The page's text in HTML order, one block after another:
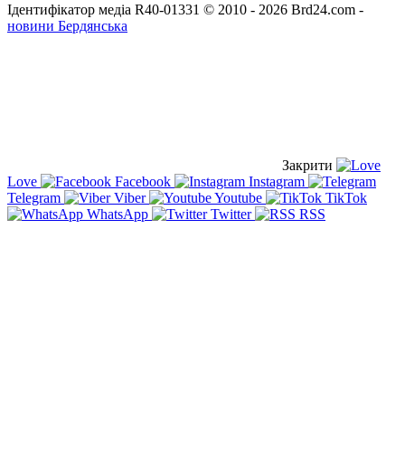
Ідентифікатор медіа R40-01331 © 2010 - 2026 Brd24.com -
новини Бердянська
Закрити
Love
Facebook
Instagram
Telegram
Viber Youtube
TikTok
WhatsApp
Twitter RSS